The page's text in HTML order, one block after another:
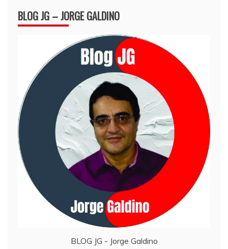
BLOG JG – JORGE GALDINO
BLOG JG - Jorge Galdino